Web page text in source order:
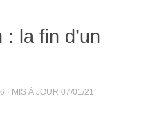
la fin d’un
· MIS À JOUR 07/01/21